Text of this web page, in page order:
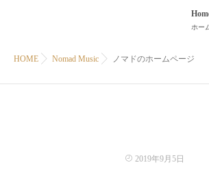
ホー
HOME Nomad Music ノマドのホームページ
2019年9月5日